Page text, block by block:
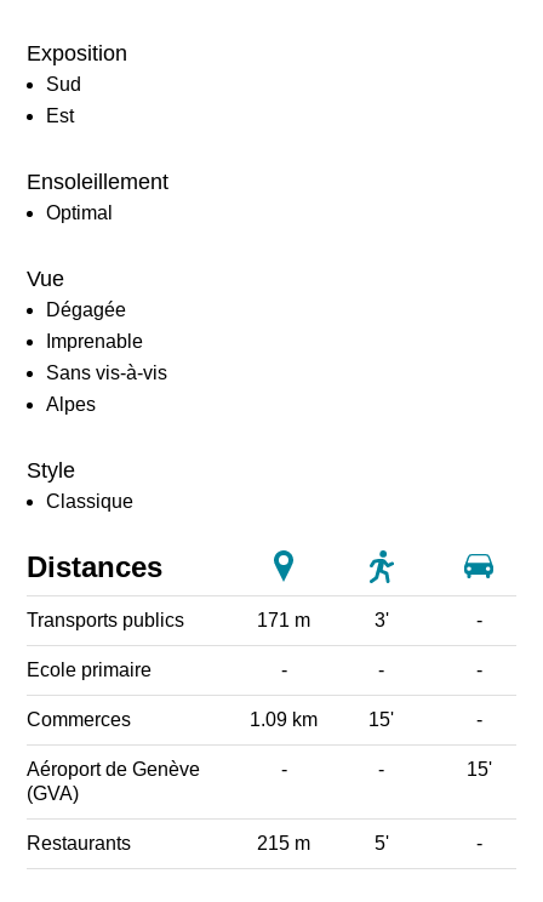
Exposition
Sud
Est
Ensoleillement
Optimal
Vue
Dégagée
Imprenable
Sans vis-à-vis
Alpes
Style
Classique
Distances
Transports publics 171 m 3' -
Ecole primaire - - -
Commerces 1.09 km 15' -
Aéroport de Genève
(GVA)
- - 15'
Restaurants 215 m 5' -